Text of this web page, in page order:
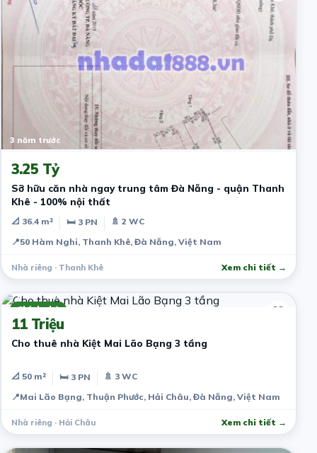
3 năm trước
3.25 Tỷ
Sỡ hữu căn nhà ngay trung tâm Đà Nẵng - quận Thanh
Khê - 100% nội thất
📐 36.4 m² 🛏 3 PN
🚿 2 WC
📍50 Hàm Nghi, Thanh Khê, Đà Nẵng, Việt Nam
Nhà riêng · Thanh Khê Xem chi tiết →
Chính chủ
3 năm trước
11 Triệu
Cho thuê nhà Kiệt Mai Lão Bạng 3 tầng
📐 50 m² 🛏 3 PN
🚿 3 WC
📍Mai Lão Bạng, Thuận Phước, Hải Châu, Đà Nẵng, Việt Nam
Nhà riêng · Hải Châu Xem chi tiết →